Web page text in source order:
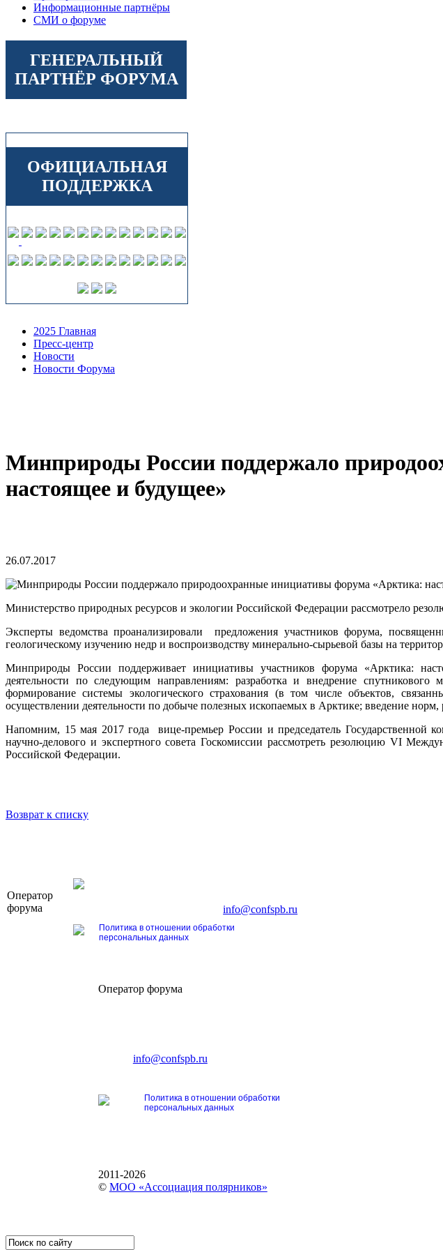
Информационные партнёры
СМИ о форуме
ГЕНЕРАЛЬНЫЙ
ПАРТНЁР ФОРУМА
ОФИЦИАЛЬНАЯ
ПОДДЕРЖКА
2025 Главная
Пресс-центр
Новости
Новости Форума
Минприроды России поддержало
настоящее и будущее»
26.07.2017
Министерство природных ресурсов и экологии Российской Федерации рассмотрело
Эксперты ведомства проанализировали предложения участников форума,
геологическому изучению недр и воспроизводству минерально-сырьевой базы на
Минприроды России поддерживает инициативы участников форума «Арктика:
деятельности по следующим направлениям: разработка и внедрение
формирование системы экологического страхования (в том числе объектов,
осуществлении деятельности по добыче полезных ископаемых в Арктике; введение
Напомним, 15 мая 2017 года вице-премьер России и председатель Государственной
научно-делового и экспертного совета Госкомиссии рассмотреть резолюцию VI
Российской Федерации.
Возврат к списку
Оператор
форума
Тел. +7 (812) 327-93-70, E-mail:info@confspb.ru
Политика в отношении обработки
персональных данных
Оператор форума
info@confspb.ru
Политика в отношении обработки
персональных данных
2011-2026
© МОО «Ассоциация полярников»